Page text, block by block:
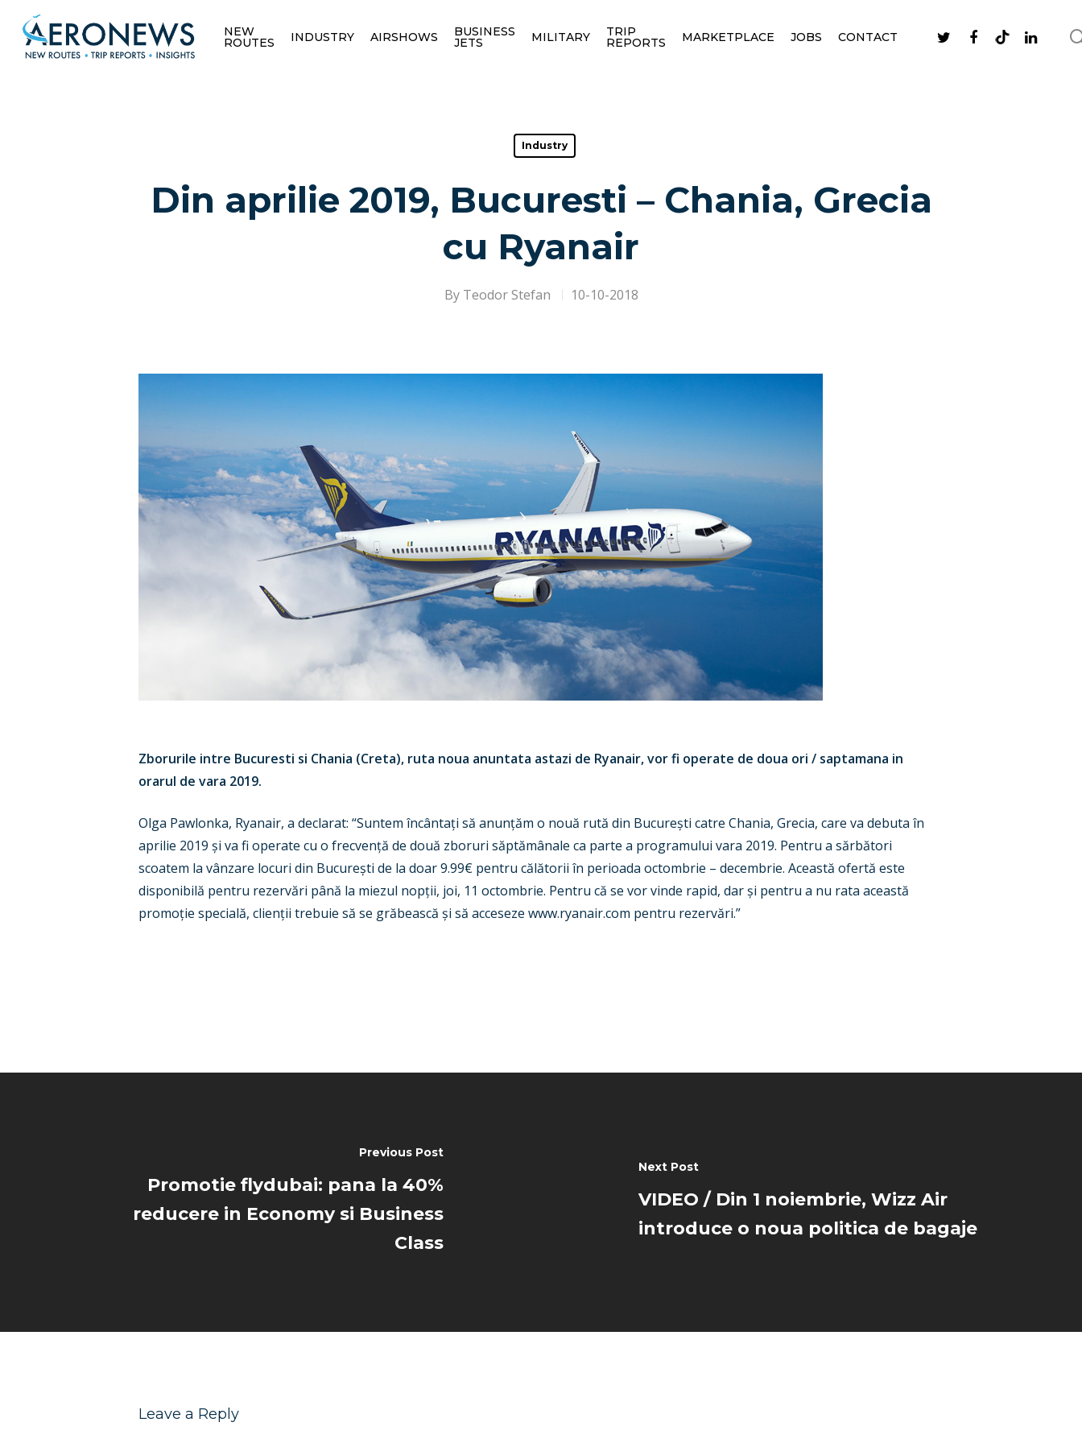
NEW
ROUTES INDUSTRY AIRSHOWS BUSINESS
JETS MILITARY TRIP
REPORTS MARKETPLACE JOBS CONTACT
Industry
Din aprilie 2019, Bucuresti – Chania, Grecia
cu Ryanair
By Teodor Stefan 10-10-2018
Zborurile intre Bucuresti si Chania (Creta), ruta noua anuntata astazi de Ryanair, vor fi operate de doua ori / saptamana in
orarul de vara 2019.
Olga Pawlonka, Ryanair, a declarat: “Suntem încântați să anunțăm o nouă rută din București catre Chania, Grecia, care va debuta în
aprilie 2019 și va fi operate cu o frecvență de două zboruri săptămânale ca parte a programului vara 2019. Pentru a sărbători
scoatem la vânzare locuri din București de la doar 9.99€ pentru călătorii în perioada octombrie – decembrie. Această ofertă este
disponibilă pentru rezervări până la miezul nopții, joi, 11 octombrie. Pentru că se vor vinde rapid, dar și pentru a nu rata această
promoție specială, clienții trebuie să se grăbească și să acceseze www.ryanair.com pentru rezervări.”
Previous Post
Promotie flydubai: pana la 40%
reducere in Economy si Business
Class
Next Post
VIDEO / Din 1 noiembrie, Wizz Air
introduce o noua politica de bagaje
Leave a Reply